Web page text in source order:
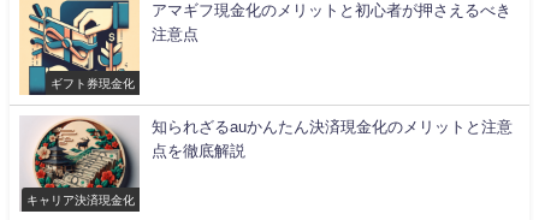
ギフト券現金化
アマギフ現金化のメリットと初心者が押さえるべき
注意点
キャリア決済現金化
知られざるauかんたん決済現金化のメリットと注意
点を徹底解説